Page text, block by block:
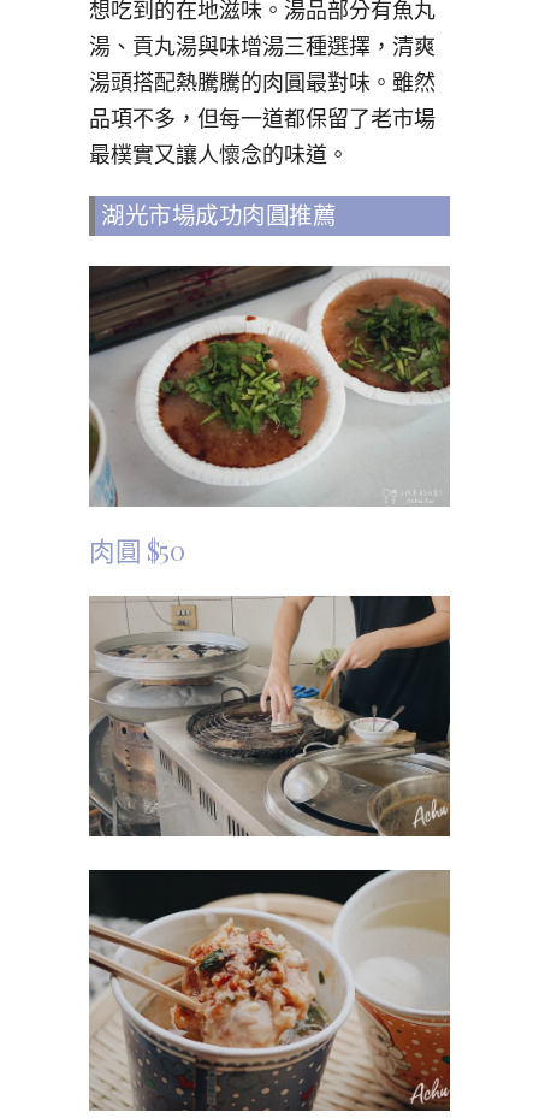
想吃到的在地滋味。湯品部分有魚丸
湯、貢丸湯與味增湯三種選擇，清爽
湯頭搭配熱騰騰的肉圓最對味。雖然
品項不多，但每一道都保留了老市場
最樸實又讓人懷念的味道。
湖光市場成功肉圓推薦
肉圓 $50